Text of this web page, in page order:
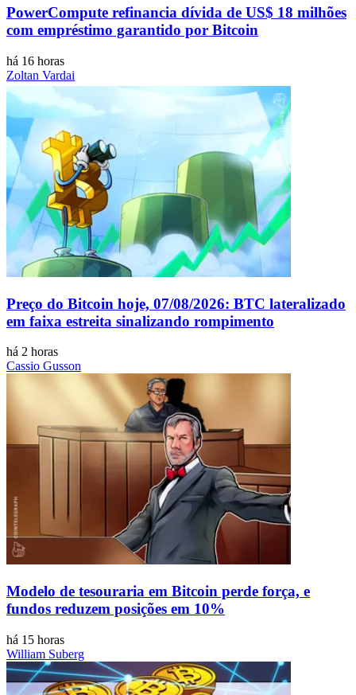
PowerCompute refinancia dívida de US$ 18 milhões
com empréstimo garantido por Bitcoin
há 16 horas
Zoltan Vardai
Preço do Bitcoin hoje, 07/08/2026: BTC lateralizado
em faixa estreita sinalizando rompimento
há 2 horas
Cassio Gusson
Modelo de tesouraria em Bitcoin perde força, e
fundos reduzem posições em 10%
há 15 horas
William Suberg